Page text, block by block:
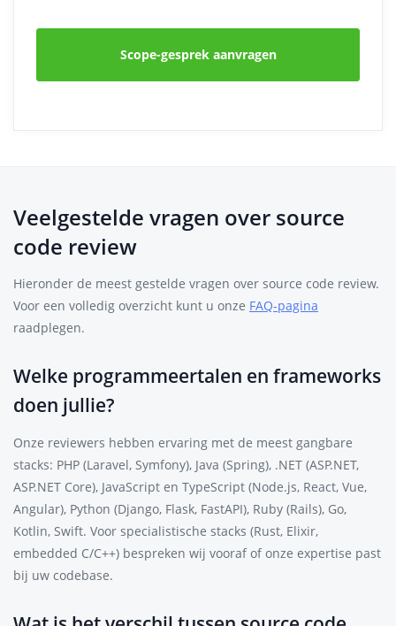
Scope-gesprek aanvragen
Veelgestelde vragen over source
code review
Hieronder de meest gestelde vragen over source code review.
Voor een volledig overzicht kunt u onze FAQ-pagina
raadplegen.
Welke programmeertalen en frameworks
doen jullie?
Onze reviewers hebben ervaring met de meest gangbare
stacks: PHP (Laravel, Symfony), Java (Spring), .NET (ASP.NET,
ASP.NET Core), JavaScript en TypeScript (Node.js, React, Vue,
Angular), Python (Django, Flask, FastAPI), Ruby (Rails), Go,
Kotlin, Swift. Voor specialistische stacks (Rust, Elixir,
embedded C/C++) bespreken wij vooraf of onze expertise past
bij uw codebase.